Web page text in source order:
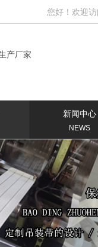
您好！欢迎访问保
产厂家
新闻中心
NEWS